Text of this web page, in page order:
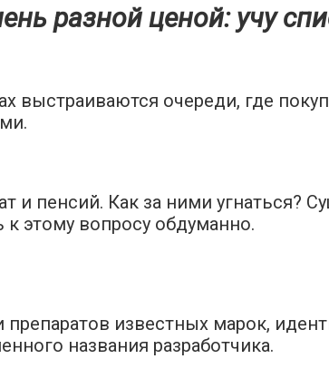
разной ценой: учу
выстраиваются очереди, где
и пенсий. Как за ними угнаться?
этому вопросу обдуманно.
известных марок,
названия разработчика.